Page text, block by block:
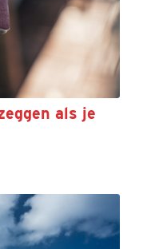
als je